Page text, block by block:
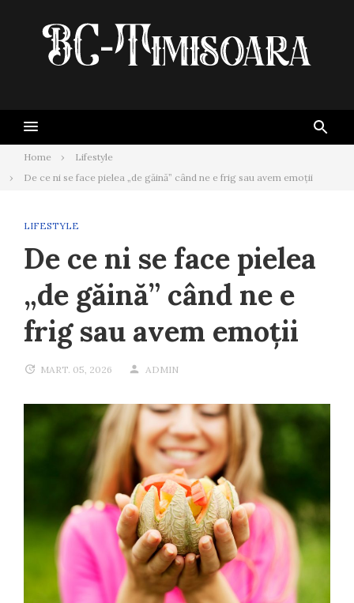
Home
Lifestyle
De ce ni se face pielea „de găină” când ne e frig sau avem emoții
LIFESTYLE
De ce ni se face pielea
„de găină” când ne e
frig sau avem emoții
MART. 05, 2026 ADMIN